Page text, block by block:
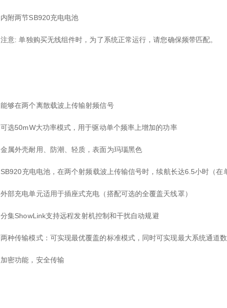
内附两节SB920充电电池
注意: 单独购买无线组件时，为了系统正常运行，请您确保频带匹配。
能够在两个离散载波上传输射频信号
可选50mW大功率模式，用于驱动单个频率上增加的功率
金属外壳耐用、防潮、轻质，表面为玛瑙黑色
SB920充电电池，在两个射频载波上传输信号时，续航长达6.5小时（在
外部充电单元适用于插座式充电（搭配可选的全覆盖天线罩）
分集ShowLink支持远程发射机控制和干扰自动规避
两种传输模式：可实现最优覆盖的标准模式，同时可实现最大系统通道
加密功能，安全传输